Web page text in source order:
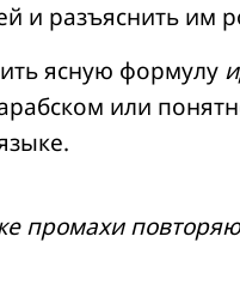
и разъяснить им
ясную формулу
или
промахи